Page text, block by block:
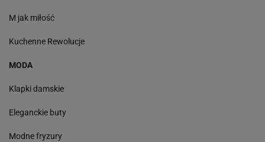
M jak miłość
Kuchenne Rewolucje
MODA
Klapki damskie
Eleganckie buty
Modne fryzury